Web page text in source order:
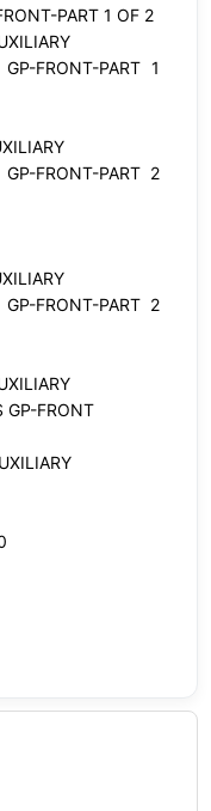
PART 1 OF 2
FRONT-PART 1
FRONT-PART 2
FRONT-PART 2
GP-FRONT